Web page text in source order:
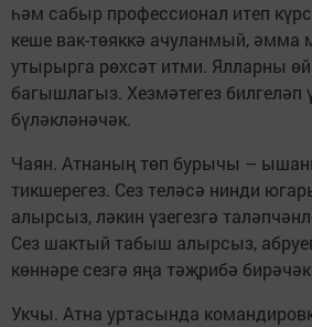
һәм сабыр профессионал итеп
кеше вак-төяккә ачуланмый, әмма
утырырга рөхсәт итми. Ялларны
багышлагыз. Хезмәтегез билгеләп
бүләкләнәчәк.
Чаян. Атнаның төп бурычы –
тикшерегез. Сез теләсә нинди
алырсыз, ләкин үзегезгә
Сез шактый табыш алырсыз,
көннәре сезгә яңа тәҗрибә
Укчы. Атна уртасында